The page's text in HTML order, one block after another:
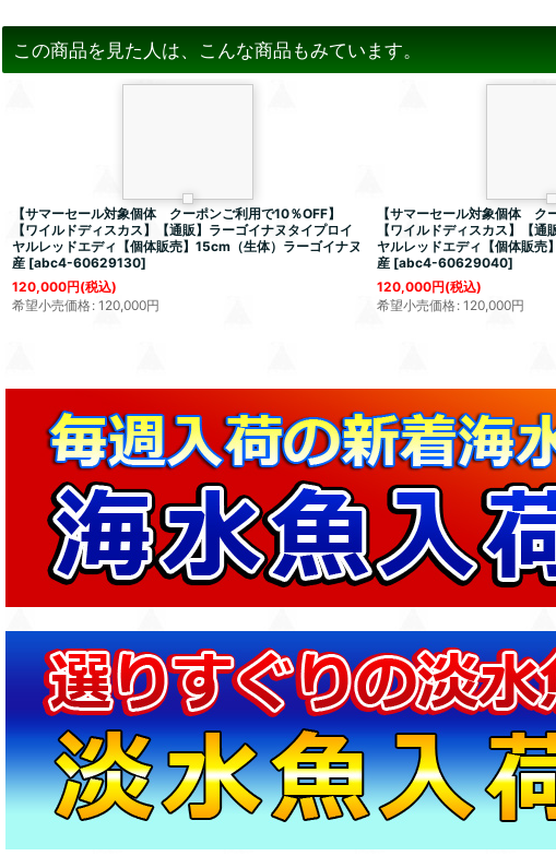
この商品を見た人は、こんな商品もみています。
【サマーセール対象個体 クーポンご利用で10％OFF】
【ワイルドディスカス】【通販】ラーゴイナヌタイプロイ
ヤルレッドエディ【個体販売】15cm（生体）ラーゴイナヌ
産 [abc4-60629130]
120,000円(税込)
希望小売価格: 120,000円
【サマーセール対象個体 ク
【ワイルドディスカス】【
ヤルレッドエディ【個体販売
産 [abc4-60629040]
120,000円(税込)
希望小売価格: 120,000円